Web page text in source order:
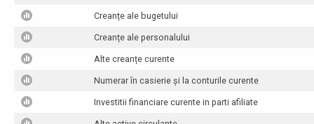
Creanțe ale bugetului
Creanțe ale personalului
Alte creanțe curente
Numerar în casierie și la conturile curente
Investitii financiare curente in parti afiliate